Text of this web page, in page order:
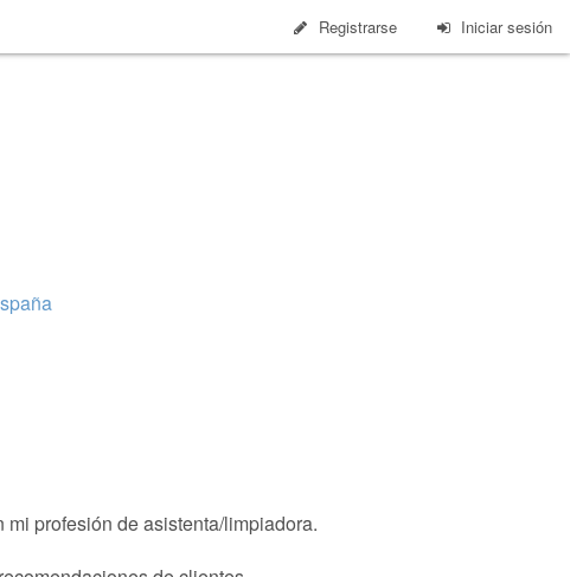
Registrarse Iniciar sesión
profesión de asistenta/limpiadora.